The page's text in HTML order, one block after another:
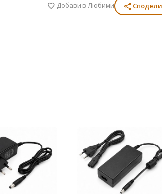
favorite Добави в Любими share Сподели